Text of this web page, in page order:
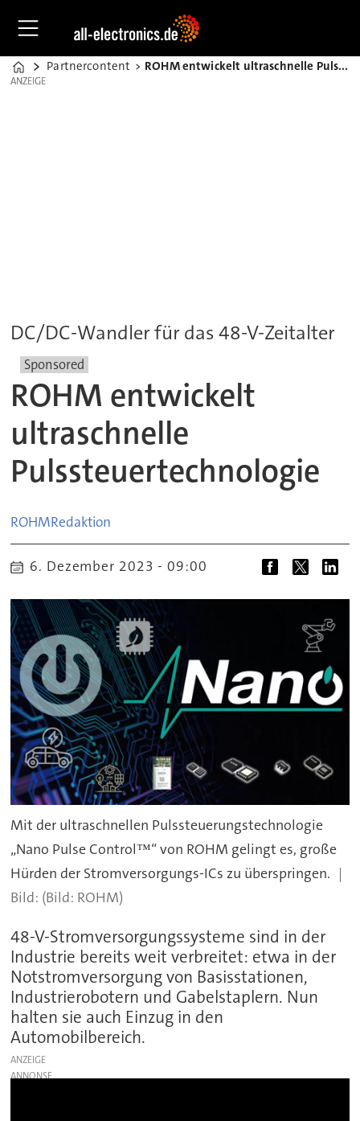
Home
Partnercontent ROHM entwickelt ultraschnelle Pulssteuertechnologie
ANZEIGE
ANZEIGE
DC/DC-Wandler für das 48-V-Zeitalter
Sponsored
ROHM entwickelt
ultraschnelle
Pulssteuertechnologie
ROHMRedaktion
6. Dezember 2023 - 09:00
Mit der ultraschnellen Pulssteuerungstechnologie
„Nano Pulse Control™“ von ROHM gelingt es, große
Hürden der Stromversorgungs-ICs zu überspringen.
(Bild: ROHM)
48-V-Stromversorgungssysteme sind in der
Industrie bereits weit verbreitet: etwa in der
Notstromversorgung von Basisstationen,
Industrierobotern und Gabelstaplern. Nun
halten sie auch Einzug in den
Automobilbereich.
ANZEIGE